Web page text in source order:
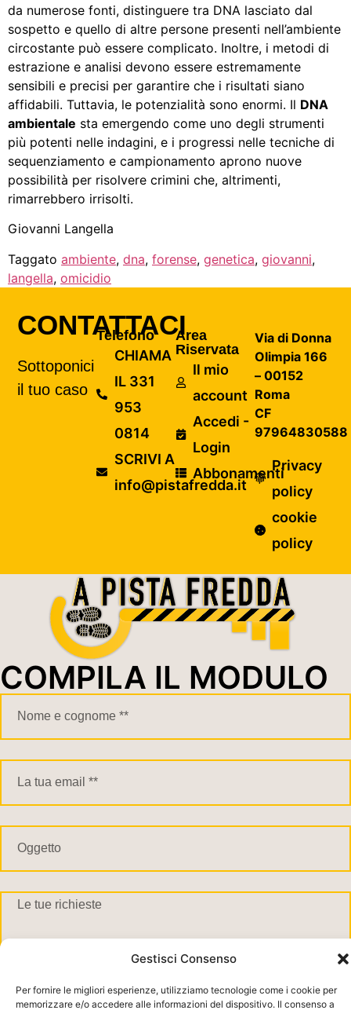
Gestisci Consenso
Per fornire le migliori esperienze, utilizziamo tecnologie come i cookie per
memorizzare e/o accedere alle informazioni del dispositivo. Il consenso a
da numerose fonti, distinguere tra DNA lasciato dal
sospetto e quello di altre persone presenti nell’ambiente
circostante può essere complicato. Inoltre, i metodi di
estrazione e analisi devono essere estremamente
sensibili e precisi per garantire che i risultati siano
affidabili. Tuttavia, le potenzialità sono enormi. Il DNA
ambientale sta emergendo come uno degli strumenti
più potenti nelle indagini, e i progressi nelle tecniche di
sequenziamento e campionamento aprono nuove
possibilità per risolvere crimini che, altrimenti,
rimarrebbero irrisolti.
Giovanni Langella
Taggato ambiente, dna, forense, genetica, giovanni,
langella, omicidio
CONTATTACI
Sottoponici
il tuo caso
Telefono
CHIAMA
IL 331
953
0814
SCRIVI A
info@pistafredda.it
Area
Riservata
Il mio
account
Accedi -
Login
Abbonamenti
Via di Donna
Olimpia 166
– 00152
Roma
CF
97964830588
Privacy
policy
cookie
policy
COMPILA IL MODULO
Acconsento al trattamento dei dati in base alla nostra privacy
policy **